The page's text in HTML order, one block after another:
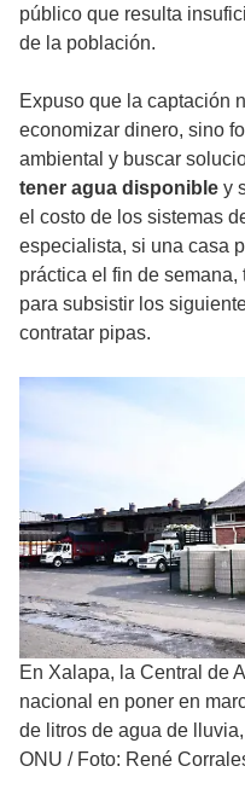
público que resulta
de la población.
​​Expuso que la captación
economizar dinero, sino
ambiental y buscar
tener agua disponible y
el costo de los sistemas
especialista, si una casa
práctica el fin de
para subsistir los
contratar pipas.
En Xalapa, la Central de
nacional en poner en
de litros de agua de
ONU / Foto: René